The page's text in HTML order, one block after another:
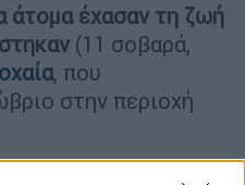
άτομα έχασαν τη ζωή
(11 σοβαρά,
, που
στην περιοχή